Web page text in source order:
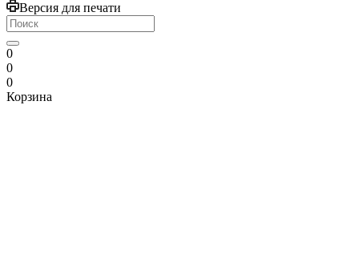
Версия для печати
0
0
0
Корзина